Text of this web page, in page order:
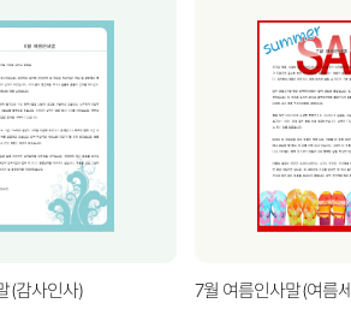
(감사인사) 7월 여름인사말(여름